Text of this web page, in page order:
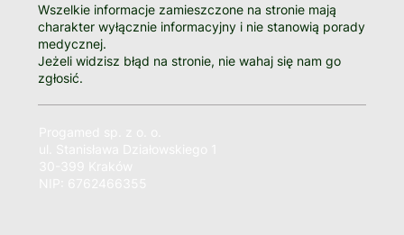
Wszelkie informacje zamieszczone na stronie mają
charakter wyłącznie informacyjny i nie stanowią porady
medycznej.
Jeżeli widzisz błąd na stronie, nie wahaj się nam go
zgłosić.